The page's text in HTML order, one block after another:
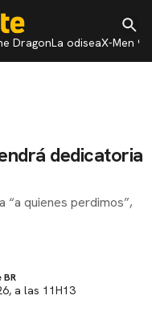
DragonLa odiseaX-Men 97
dedicatoria
“a quienes perdimos”,
a las 11H13